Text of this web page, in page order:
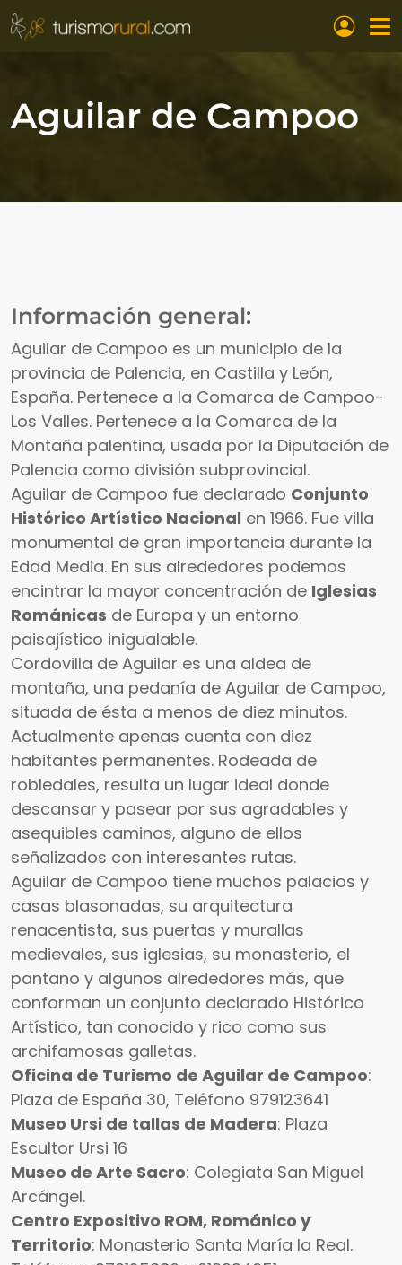
Pasar al contenido principal
Aguilar de Campoo
Información general:
Aguilar de Campoo es un municipio de la
provincia de Palencia, en Castilla y León,
España. Pertenece a la Comarca de Campoo-
Los Valles. Pertenece a la Comarca de la
Montaña palentina, usada por la Diputación de
Palencia como división subprovincial.
Aguilar de Campoo fue declarado Conjunto
Histórico Artístico Nacional en 1966. Fue villa
monumental de gran importancia durante la
Edad Media. En sus alrededores podemos
encintrar la mayor concentración de Iglesias
Románicas de Europa y un entorno
paisajístico inigualable.
Cordovilla de Aguilar es una aldea de
montaña, una pedanía de Aguilar de Campoo,
situada de ésta a menos de diez minutos.
Actualmente apenas cuenta con diez
habitantes permanentes. Rodeada de
robledales, resulta un lugar ideal donde
descansar y pasear por sus agradables y
asequibles caminos, alguno de ellos
señalizados con interesantes rutas.
Aguilar de Campoo tiene muchos palacios y
casas blasonadas, su arquitectura
renacentista, sus puertas y murallas
medievales, sus iglesias, su monasterio, el
pantano y algunos alrededores más, que
conforman un conjunto declarado Histórico
Artístico, tan conocido y rico como sus
archifamosas galletas.
Oficina de Turismo de Aguilar de Campoo:
Plaza de España 30, Teléfono 979123641
Museo Ursi de tallas de Madera: Plaza
Escultor Ursi 16
Museo de Arte Sacro: Colegiata San Miguel
Arcángel.
Centro Expositivo ROM, Románico y
Territorio: Monasterio Santa María la Real.